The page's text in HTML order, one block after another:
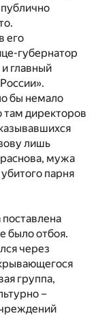
его
губернатор
главный
бы немало
директоров
лишь
мужа
парня
было отбоя.
через
группа,
–